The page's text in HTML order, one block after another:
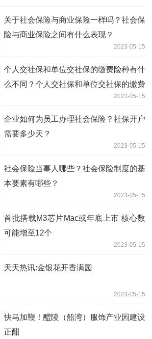
关于社会保险与商业保险一样吗？社会保
险与商业保险之间有什么表现？
2023-05-15
个人交社保和单位交社保的缴费险种有什
么不同？个人交社保和单位交社保的缴费
2023-05-15
企业如何为员工办理社会保险？社保开户
需要多少天？
2023-05-15
社会保险当事人哪些？社会保险制度的基
本要素有哪些？
2023-05-15
首批搭载M3芯片Mac或年底上市 核心数
可能增至12个
2023-05-15
天天热讯:金银花开香满园
2023-05-15
快马加鞭！醴陵（船湾）服饰产业园建设
正酣